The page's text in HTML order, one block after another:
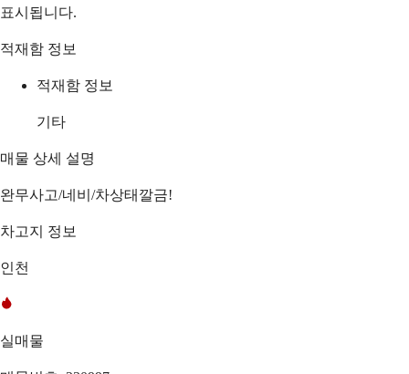
표시됩니다.
적재함 정보
적재함 정보
기타
매물 상세 설명
완무사고/네비/차상태깔금!
차고지 정보
인천
실매물